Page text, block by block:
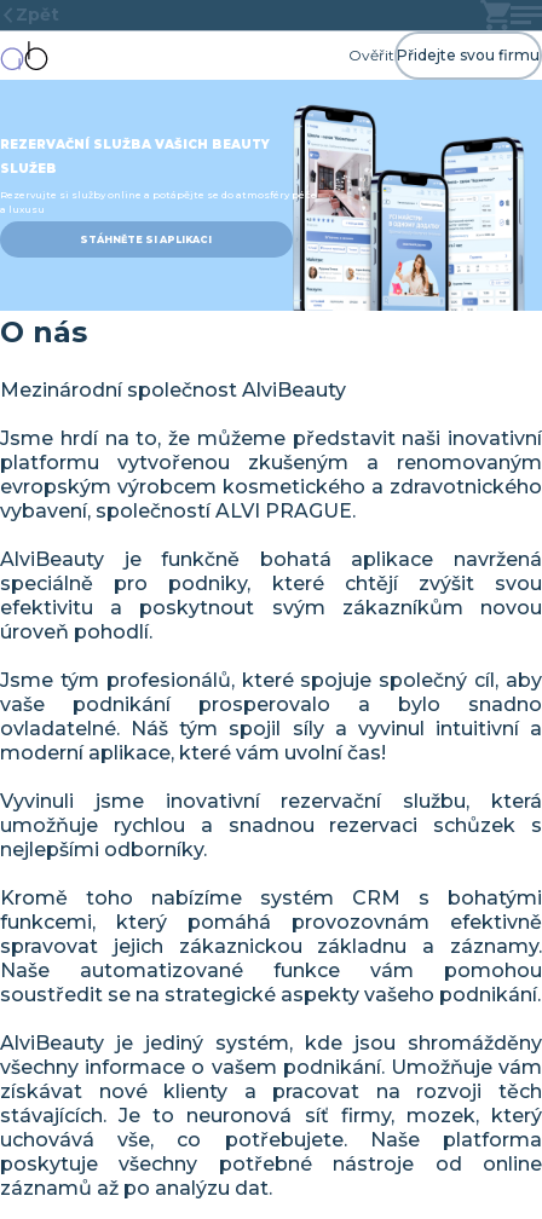
Zpět
Ověřit Přidejte svou firmu
REZERVAČNÍ SLUŽBA VAŠICH BEAUTY
SLUŽEB
Rezervujte si služby online a potápějte se do atmosféry péče
a luxusu
STÁHNĚTE SI APLIKACI
O nás
Mezinárodní společnost AlviBeauty
Jsme hrdí na to, že můžeme představit naši inovativní
platformu vytvořenou zkušeným a renomovaným
evropským výrobcem kosmetického a zdravotnického
vybavení, společností ALVI PRAGUE.
AlviBeauty je funkčně bohatá aplikace navržená
speciálně pro podniky, které chtějí zvýšit svou
efektivitu a poskytnout svým zákazníkům novou
úroveň pohodlí.
Jsme tým profesionálů, které spojuje společný cíl, aby
vaše podnikání prosperovalo a bylo snadno
ovladatelné. Náš tým spojil síly a vyvinul intuitivní a
moderní aplikace, které vám uvolní čas!
Vyvinuli jsme inovativní rezervační službu, která
umožňuje rychlou a snadnou rezervaci schůzek s
nejlepšími odborníky.
Kromě toho nabízíme systém CRM s bohatými
funkcemi, který pomáhá provozovnám efektivně
spravovat jejich zákaznickou základnu a záznamy.
Naše automatizované funkce vám pomohou
soustředit se na strategické aspekty vašeho podnikání.
AlviBeauty je jediný systém, kde jsou shromážděny
všechny informace o vašem podnikání. Umožňuje vám
získávat nové klienty a pracovat na rozvoji těch
stávajících. Je to neuronová síť firmy, mozek, který
uchovává vše, co potřebujete. Naše platforma
poskytuje všechny potřebné nástroje od online
záznamů až po analýzu dat.